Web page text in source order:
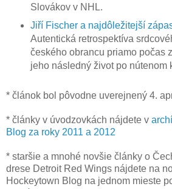
Slovákov v NHL.
Jiří Fischer a najdôležitejší
Autentická retrospektíva
českého obrancu priamo počas
jeho následný život po nútenom
* článok bol pôvodne uverejnený 4.
* články v úvodzovkách nájdete v
Blog za roky 2011 a 2012
* staršie a mnohé novšie články o
drese Detroit Red Wings nájdete na
Hockeytown Blog na jednom mieste